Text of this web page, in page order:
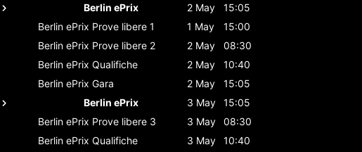
Berlin ePrix
2 May
15:05
Berlin ePrix Prove libere 1 1 May
15:00
Berlin ePrix Prove libere 2 2 May
08:30
Berlin ePrix Qualifiche 2 May
10:40
Berlin ePrix Gara 2 May
15:05
Berlin ePrix
3 May
15:05
Berlin ePrix Prove libere 3 3 May
08:30
Berlin ePrix Qualifiche 3 May
10:40